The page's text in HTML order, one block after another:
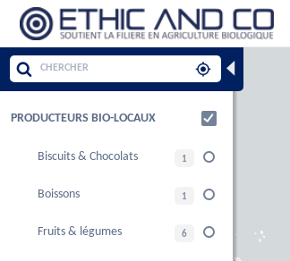
◀
PRODUCTEURS BIO-LOCAUX
Biscuits & Chocolats 1
Boissons 1
Fruits & légumes 6